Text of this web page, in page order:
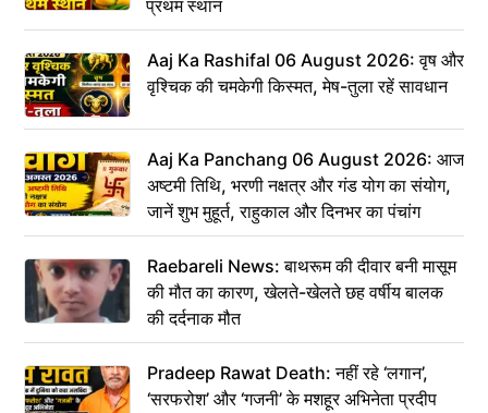
प्रथम स्थान
Aaj Ka Rashifal 06 August 2026: वृष और
वृश्चिक की चमकेगी किस्मत, मेष-तुला रहें सावधान
Aaj Ka Panchang 06 August 2026: आज
अष्टमी तिथि, भरणी नक्षत्र और गंड योग का संयोग,
जानें शुभ मुहूर्त, राहुकाल और दिनभर का पंचांग
Raebareli News: बाथरूम की दीवार बनी मासूम
की मौत का कारण, खेलते-खेलते छह वर्षीय बालक
की दर्दनाक मौत
Pradeep Rawat Death: नहीं रहे ‘लगान’,
‘सरफरोश’ और ‘गजनी’ के मशहूर अभिनेता प्रदीप